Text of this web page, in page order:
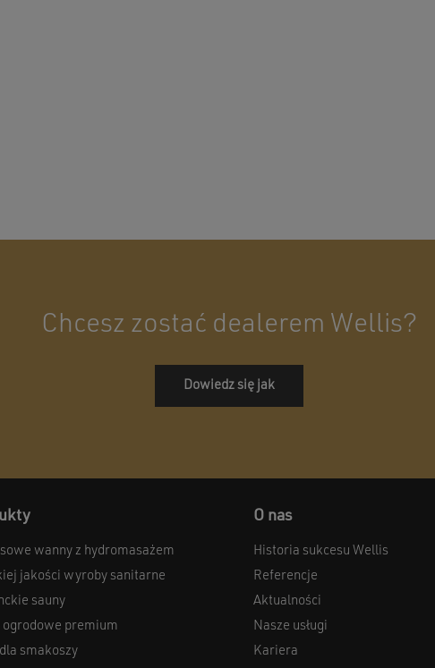
Chcesz zostać dealerem Wellis?
Dowiedz się jak
wanny z hydromasażem
jakości wyroby sanitarne
sauny
ogrodowe premium
smakoszy
O nas
Historia sukcesu Wellis
Referencje
Aktualności
Nasze usługi
Kariera